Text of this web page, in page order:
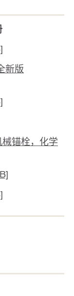
新版
锚栓，化学